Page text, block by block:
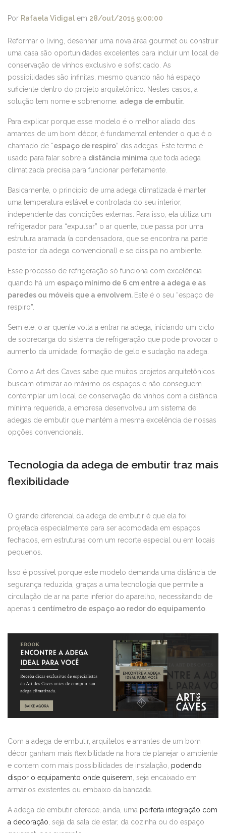
Por Rafaela Vidigal em 28/out/2015 9:00:00
Reformar o living, desenhar uma nova área gourmet ou construir
uma casa são oportunidades excelentes para incluir um local de
conservação de vinhos exclusivo e sofisticado. As
possibilidades são infinitas, mesmo quando não há espaço
suficiente dentro do projeto arquitetônico. Nestes casos, a
solução tem nome e sobrenome: adega de embutir.
Para explicar porque esse modelo é o melhor aliado dos
amantes de um bom décor, é fundamental entender o que é o
chamado de “espaço de respiro” das adegas. Este termo é
usado para falar sobre a distância mínima que toda adega
climatizada precisa para funcionar perfeitamente.
Basicamente, o princípio de uma adega climatizada é manter
uma temperatura estável e controlada do seu interior,
independente das condições externas. Para isso, ela utiliza um
refrigerador para “expulsar” o ar quente, que passa por uma
estrutura aramada (a condensadora, que se encontra na parte
posterior da adega convencional) e se dissipa no ambiente.
Esse processo de refrigeração só funciona com excelência
quando há um espaço mínimo de 6 cm entre a adega e as
paredes ou móveis que a envolvem. Este é o seu “espaço de
respiro”.
Sem ele, o ar quente volta a entrar na adega, iniciando um ciclo
de sobrecarga do sistema de refrigeração que pode provocar o
aumento da umidade, formação de gelo e sudação na adega.
Como a Art des Caves sabe que muitos projetos arquitetônicos
buscam otimizar ao máximo os espaços e não conseguem
contemplar um local de conservação de vinhos com a distância
mínima requerida, a empresa desenvolveu um sistema de
adegas de embutir que mantém a mesma excelência de nossas
opções convencionais.
Tecnologia da adega de embutir traz mais
flexibilidade
O grande diferencial da adega de embutir é que ela foi
projetada especialmente para ser acomodada em espaços
fechados, em estruturas com um recorte especial ou em locais
pequenos.
Isso é possível porque este modelo demanda uma distância de
segurança reduzida, graças a uma tecnologia que permite a
circulação de ar na parte inferior do aparelho, necessitando de
apenas 1 centímetro de espaço ao redor do equipamento
Com a adega de embutir, arquitetos e amantes de um bom
décor ganham mais flexibilidade na hora de planejar o ambiente
e contem com mais possibilidades de instalação, podendo
dispor o equipamento onde quiserem , seja encaixado em
armários existentes ou embaixo da bancada.
A adega de embutir oferece, ainda, uma perfeita integração com
a decoração , seja da sala de estar, da cozinha ou do espaço